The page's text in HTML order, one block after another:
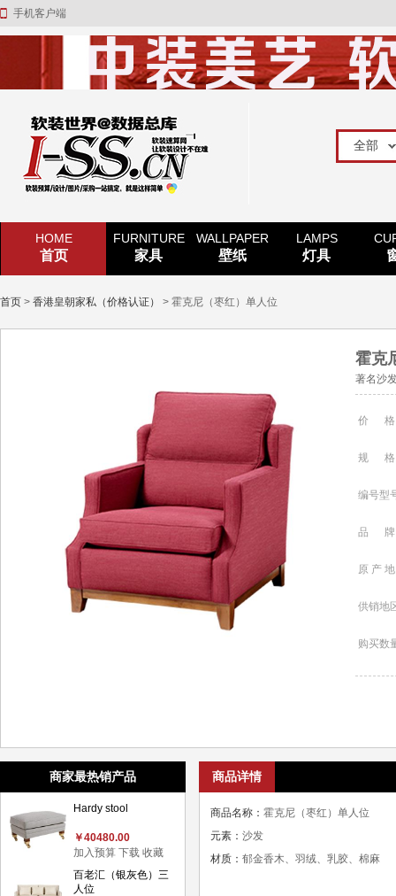
手机客户端
HOME
首页
FURNITURE
家具
WALLPAPER
壁纸
LAMPS
灯具
首页 > 香港皇朝家私（价格认证） > 霍克尼（枣红）单人位
霍克
著名沙
价 格
规 格
编号型
品 牌
原 产
供销地
购买数
商家最热销产品
Hardy stool
￥40480.00
加入预算 下载 收藏
百老汇（银灰色）三
人位
商品详情
商品名称： 霍克尼（枣红）单人位
元素： 沙发
材质： 郁金香木、羽绒、乳胶、棉麻